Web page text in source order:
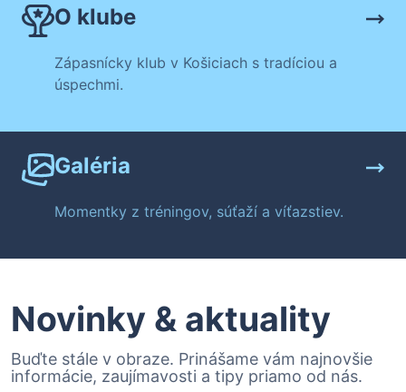
O klube
Zápasnícky klub v Košiciach s tradíciou a
úspechmi.
Galéria
Momentky z tréningov, súťaží a víťazstiev.
Novinky & aktuality
Buďte stále v obraze. Prinášame vám najnovšie
informácie, zaujímavosti a tipy priamo od nás.